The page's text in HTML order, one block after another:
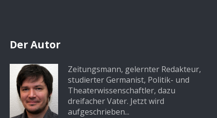
Der Autor
Zeitungsmann, gelernter Redakteur,
studierter Germanist, Politik- und
Theaterwissenschaftler, dazu
dreifacher Vater. Jetzt wird
aufgeschrieben...